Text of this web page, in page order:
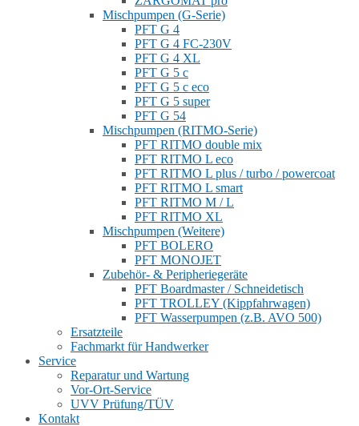
Mischpumpen (G-Serie)
PFT G 4
PFT G 4 FC-230V
PFT G 4 XL
PFT G 5 c
PFT G 5 c eco
PFT G 5 super
PFT G 54
Mischpumpen (RITMO-Serie)
PFT RITMO double mix
PFT RITMO L eco
PFT RITMO L plus / turbo / powercoat
PFT RITMO L smart
PFT RITMO M / L
PFT RITMO XL
Mischpumpen (Weitere)
PFT BOLERO
PFT MONOJET
Zubehör- & Peripheriegeräte
PFT Boardmaster / Schneidetisch
PFT TROLLEY (Kippfahrwagen)
PFT Wasserpumpen (z.B. AVO 500)
Ersatzteile
Fachmarkt für Handwerker
Service
Reparatur und Wartung
Vor-Ort-Service
UVV Prüfung/TÜV
Kontakt